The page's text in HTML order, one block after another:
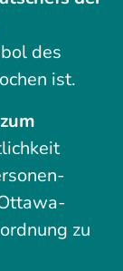
des
ist.
zum
zu